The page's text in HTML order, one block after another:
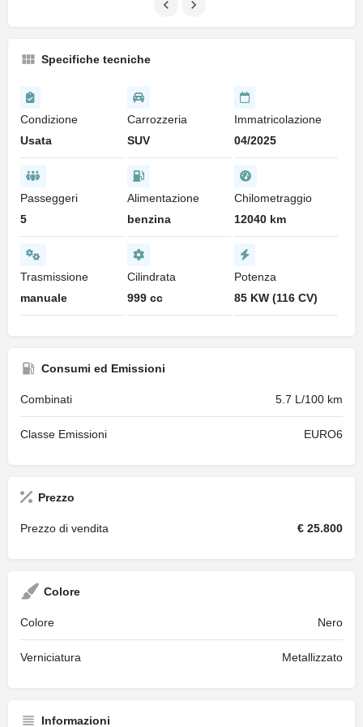
Specifiche tecniche
Condizione
Usata
Carrozzeria
SUV
Immatricolazione
04/2025
Passeggeri
5
Alimentazione
benzina
Chilometraggio
12040 km
Trasmissione
manuale
Cilindrata
999 cc
Potenza
85 KW (116 CV)
Consumi ed Emissioni
Combinati 5.7 L/100 km
Classe Emissioni EURO6
Prezzo
Prezzo di vendita € 25.800
Colore
Colore Nero
Verniciatura Metallizzato
Informazioni